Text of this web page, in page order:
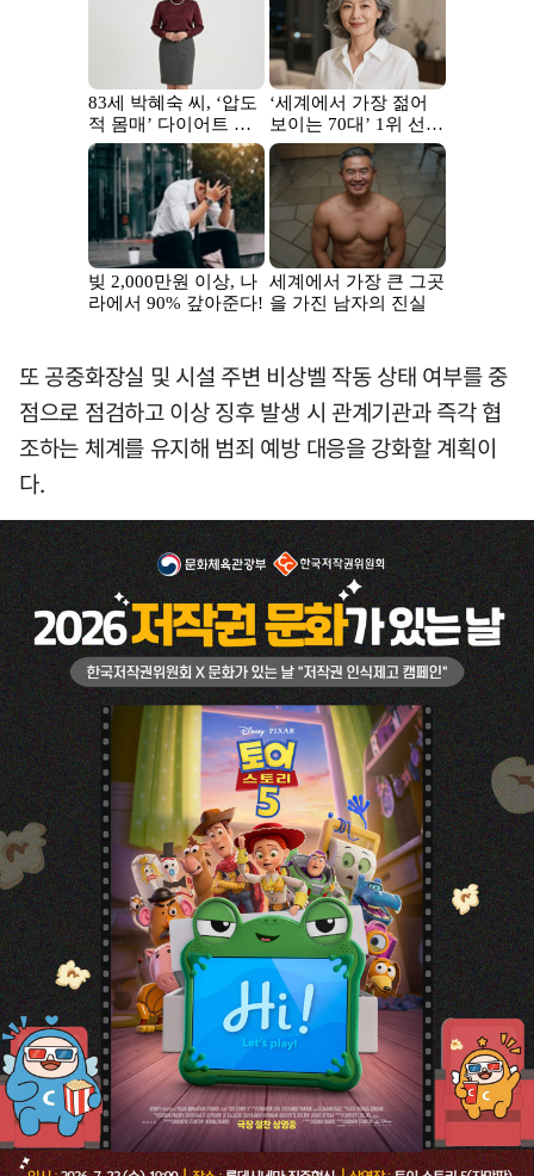
또 공중화장실 및 시설 주변 비상벨 작동 상태 여부를 중
점으로 점검하고 이상 징후 발생 시 관계기관과 즉각 협
조하는 체계를 유지해 범죄 예방 대응을 강화할 계획이
다.